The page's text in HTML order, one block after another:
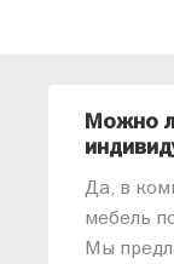
Можно
Да, в
мебель
Мы